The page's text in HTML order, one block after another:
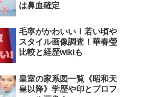
は鼻血確定
毛寧がかわいい！若い頃や
スタイル画像調査！華春瑩
比較と経歴wikiも
皇室の家系図一覧《昭和天
皇以降》学歴や印とプロフ